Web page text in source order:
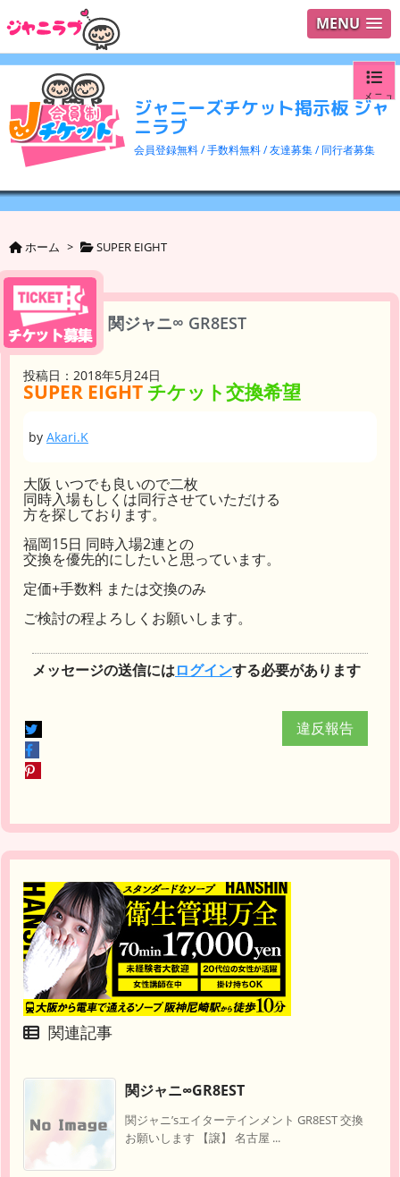
MENU
ジャニーズチケット掲示板 ジャ
ニラブ
会員登録無料 / 手数料無料 / 友達募集 / 同行者募集
メニュ
ログイ
ユーザ
ホーム > SUPER EIGHT
関ジャニ∞ GR8EST
投稿日：2018年5月24日
SUPER EIGHT チケット交換希望
by Akari.K
大阪 いつでも良いので二枚
同時入場もしくは同行させていただける
方を探しております。
福岡15日 同時入場2連との
交換を優先的にしたいと思っています。
定価+手数料 または交換のみ
ご検討の程よろしくお願いします。
メッセージの送信にはログインする必要があります
違反報告
関連記事
関ジャニ∞GR8EST
関ジャニ’sエイターテインメント GR8EST 交換
お願いします 【譲】 名古屋 ...